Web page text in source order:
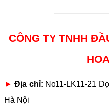
CÔNG TY TNHH
►Địa chỉ: No11-LK11-21
Hà Nội